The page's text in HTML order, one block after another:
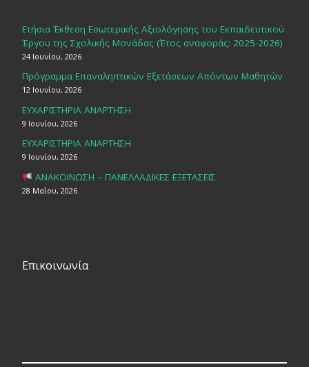
Ετήσια Έκθεση Εσωτερικής Αξιολόγησης του Εκπαιδευτικού
Έργου της Σχολικής Μονάδας (Έτος αναφοράς: 2025-2026)
24 Ιουνίου, 2026
Πρόγραμμα Επαναληπτικών Εξετάσεων Απόντων Μαθητών
12 Ιουνίου, 2026
ΕΥΧΑΡΙΣΤΗΡΙΑ ΑΝΑΡΤΗΣΗ
9 Ιουνίου, 2026
ΕΥΧΑΡΙΣΤΗΡΙΑ ΑΝΑΡΤΗΣΗ
9 Ιουνίου, 2026
ΑΝΑΚΟΙΝΩΣΗ – ΠΑΝΕΛΛΑΔΙΚΕΣ ΕΞΕΤΑΣΕΙΣ
28 Μαΐου, 2026
Επικοινωνία